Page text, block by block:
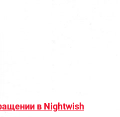
в Nightwish